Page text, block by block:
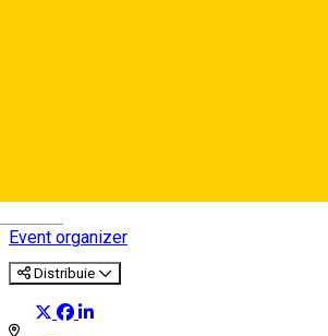
Event organizer
Distribuie